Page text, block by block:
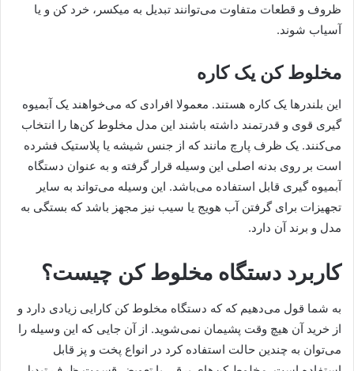
ظروف و قطعات متفاوت می‌توانند تبدیل به میکسر، خرد کن و یا
آسیاب شوند.
مخلوط کن یک کاره
این بلندرها یک کاره هستند. معمولا افرادی که می‌خواهند یک آبمیوه
گیری قوی و قدرتمند داشته باشند این مدل مخلوط کن‌ها را انتخاب
می‌کنند. یک ظرف پارچ مانند که از جنس شیشه یا پلاستیک فشرده
است بر روی بدنه اصلی این وسیله قرار گرفته و به عنوان دستگاه
آبمیوه گیری قابل استفاده می‌باشد. این وسیله می‌تواند به سایر
تجهیزات برای گرفتن آب هویج یا سیب نیز مجهز باشد که بستگی به
مدل و برند آن دارد.
کاربرد دستگاه مخلوط کن چیست؟
به شما قول می‌دهیم که که دستگاه مخلوط کن کارایی زیادی دارد و
از خرید آن هیچ وقت پشیمان نمی‌شوید. از آن جایی که این وسیله را
می‌توان به چندین حالت استفاده کرد در انواع پخت و پز قابل